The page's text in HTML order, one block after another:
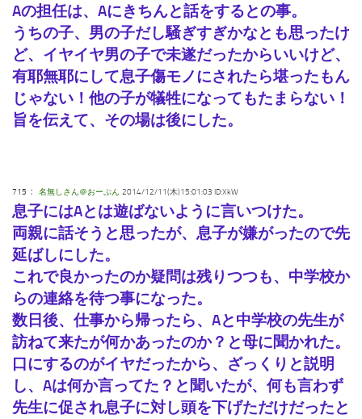
Aの担任は、Aにきちんと話をするとの事。
うちの子、男の子だし騒ぎすぎかなとも思ったけ
ど、イヤイヤ男の子で未遂だったからいいけど、
有耶無耶にして息子傷モノにされたら堪ったもん
じゃない！他の子が犠牲になってもたまらない！
旨を伝えて、その場は後にした。
715 ： 名無しさん＠おーぷん 2014/12/11(木)15:01:03 ID:XkW
息子にはAとは遊ばないように言いつけた。
両親に話そうと思ったが、息子が嫌がったので先
延ばしにした。
これで良かったのか疑問は残りつつも、中学校か
らの連絡を待つ事になった。
数日後、仕事から帰ったら、Aと中学校の先生が
訪ねて来たが何かあったのか？と母に聞かれた。
口にするのがイヤだったから、ざっくりと説明
し、Aは何か言ってた？と聞いたが、何も言わず
先生に促され息子に対し頭を下げただけだったと